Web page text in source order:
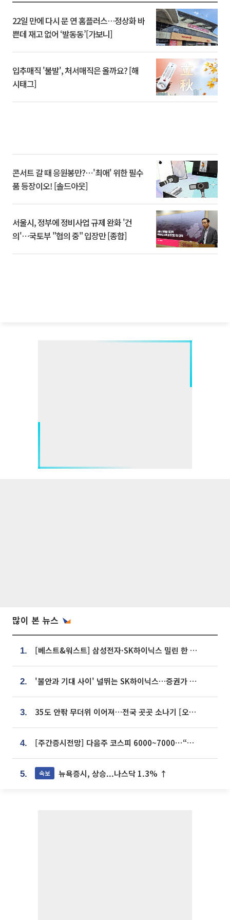
22일 만에 다시 문 연 홈플러스…정상화 바
쁜데 재고 없어 ‘발동동’[가보니]
입추매직 '불발', 처서매직은 올까요? [해
시태그]
콘서트 갈 때 응원봉만?⋯'최애' 위한 필수
품 등장이오! [솔드아웃]
서울시, 정부에 정비사업 규제 완화 '건
의'⋯국토부 "협의 중" 입장만 [종합]
많이 본 뉴스
1. [베스트&워스트] 삼성전자·SK하이닉스 밀린 한 주…상상인증권은 85% 급등
2. '불안과 기대 사이' 널뛰는 SK하이닉스…증권가 "HBM4·LTA 기반 펀터멘털 견고"
3. 35도 안팎 무더위 이어져…전국 곳곳 소나기 [오늘 날씨]
4. [주간증시전망] 다음주 코스피 6000~7000⋯“外人 수급은 정책이 변수”
5. 속보 뉴욕증시, 상승...나스닥 1.3% ↑